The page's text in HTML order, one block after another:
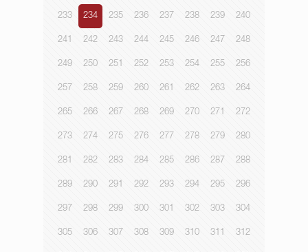
233 234 235 236 237 238 239 240
241 242 243 244 245 246 247 248
249 250 251 252 253 254 255 256
257 258 259 260 261 262 263 264
265 266 267 268 269 270 271 272
273 274 275 276 277 278 279 280
281 282 283 284 285 286 287 288
289 290 291 292 293 294 295 296
297 298 299 300 301 302 303 304
305 306 307 308 309 310 311 312